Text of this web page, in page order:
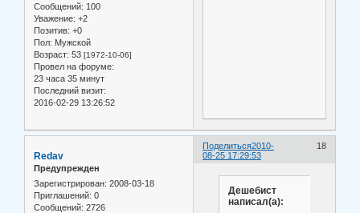
Сообщений: 100
Уважение: +2
Позитив: +0
Пол: Мужской
Возраст: 53 [1972-10-06]
Провел на форуме:
23 часа 35 минут
Последний визит:
2016-02-29 13:26:52
Поделиться 18
2010-
08-25 17:29:53
Redav
Предупрежден
Зарегистрирован: 2008-03-18
Приглашений: 0
Сообщений: 2726
Дешебист
написал(а):